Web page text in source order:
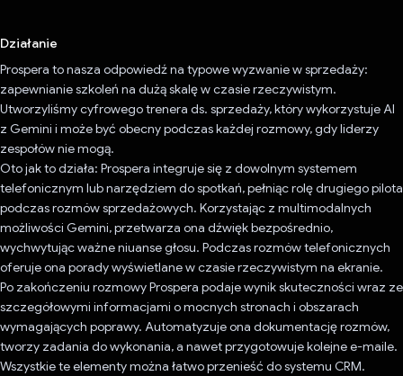
Działanie
Prospera to nasza odpowiedź na typowe wyzwanie w sprzedaży:
zapewnianie szkoleń na dużą skalę w czasie rzeczywistym.
Utworzyliśmy cyfrowego trenera ds. sprzedaży, który wykorzystuje AI
z Gemini i może być obecny podczas każdej rozmowy, gdy liderzy
zespołów nie mogą.
Oto jak to działa: Prospera integruje się z dowolnym systemem
telefonicznym lub narzędziem do spotkań, pełniąc rolę drugiego pilota
podczas rozmów sprzedażowych. Korzystając z multimodalnych
możliwości Gemini, przetwarza ona dźwięk bezpośrednio,
wychwytując ważne niuanse głosu. Podczas rozmów telefonicznych
oferuje ona porady wyświetlane w czasie rzeczywistym na ekranie.
Po zakończeniu rozmowy Prospera podaje wynik skuteczności wraz ze
szczegółowymi informacjami o mocnych stronach i obszarach
wymagających poprawy. Automatyzuje ona dokumentację rozmów,
tworzy zadania do wykonania, a nawet przygotowuje kolejne e-maile.
Wszystkie te elementy można łatwo przenieść do systemu CRM.